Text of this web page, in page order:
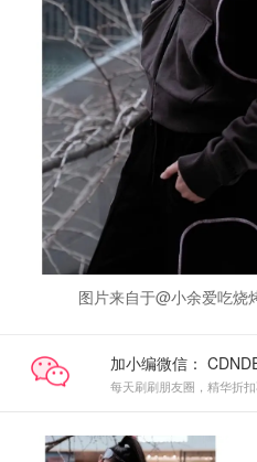
图片来自于@小余爱吃烧
加小编微信：
每天刷刷朋友圈，精华折